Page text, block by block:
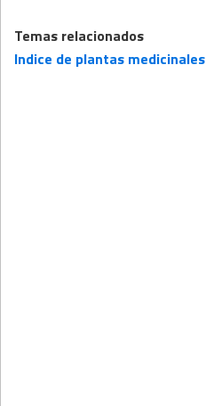
Temas relacionados
Indice de plantas medicinales